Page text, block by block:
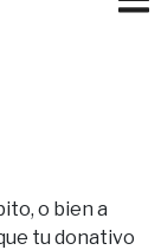
o bien a
tu donativo